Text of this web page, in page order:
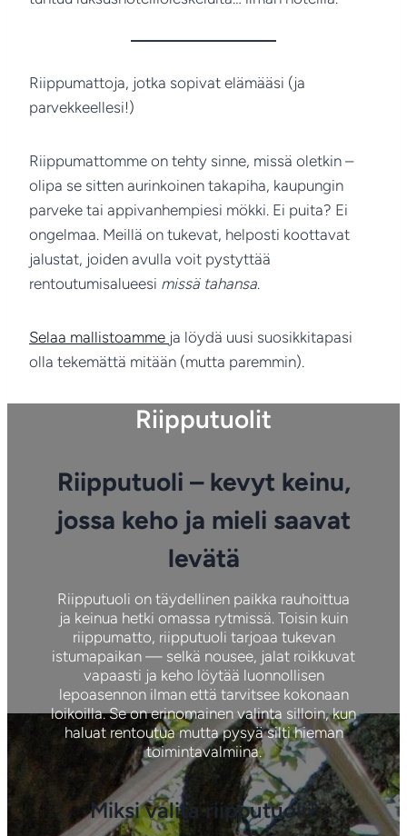
Riippumattoja, jotka sopivat elämääsi (ja
parvekkeellesi!)
Riippumattomme on tehty sinne, missä oletkin –
olipa se sitten aurinkoinen takapiha, kaupungin
parveke tai appivanhempiesi mökki. Ei puita? Ei
ongelmaa. Meillä on tukevat, helposti koottavat
jalustat, joiden avulla voit pystyttää
rentoutumisalueesi missä tahansa.
Selaa mallistoamme ja löydä uusi suosikkitapasi
olla tekemättä mitään (mutta paremmin).
Riipputuolit
Riipputuoli – kevyt keinu,
jossa keho ja mieli saavat
levätä
Riipputuoli on täydellinen paikka rauhoittua
ja keinua hetki omassa rytmissä. Toisin kuin
riippumatto, riipputuoli tarjoaa tukevan
istumapaikan — selkä nousee, jalat roikkuvat
vapaasti ja keho löytää luonnollisen
lepoasennon ilman että tarvitsee kokonaan
loikoilla. Se on erinomainen valinta silloin, kun
haluat rentoutua mutta pysyä silti hieman
toimintavalmiina.
Miksi valita riipputuoli?